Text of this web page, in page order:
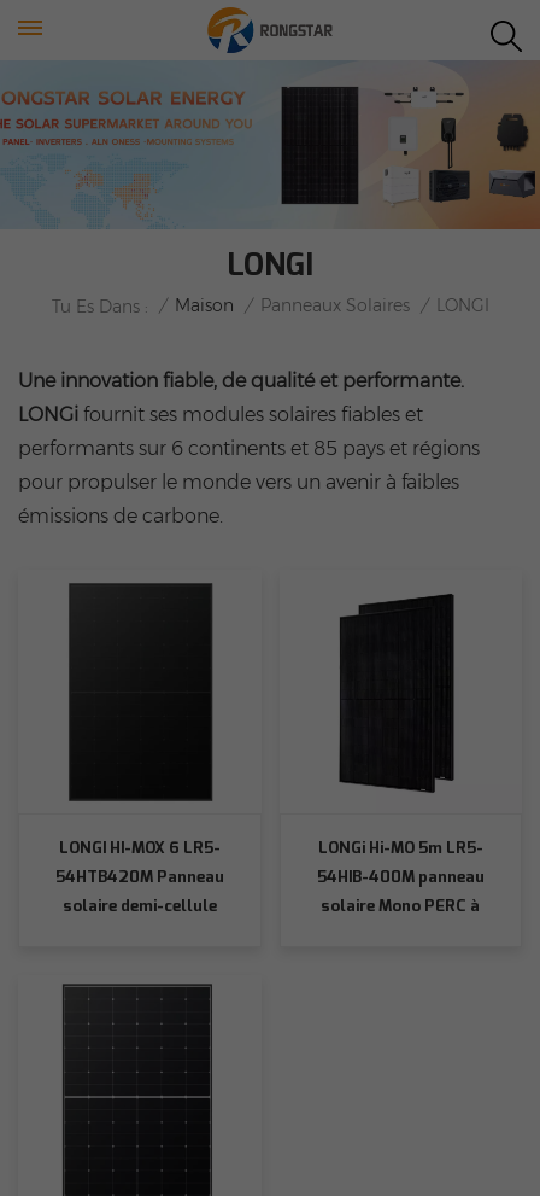
LONGI
Tu Es Dans : / Maison / Panneaux Solaires / LONGI
Une innovation fiable, de qualité et performante.
LONGi fournit ses modules solaires fiables et
performants sur 6 continents et 85 pays et régions
pour propulser le monde vers un avenir à faibles
émissions de carbone.
LONGI HI-MOX 6 LR5-
54HTB420M Panneau
solaire demi-cellule
LONGi Hi-MO 5m LR5-
54HIB-400M panneau
solaire Mono PERC à